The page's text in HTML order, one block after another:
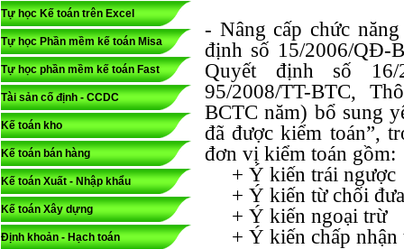
Tự học Kế toán trên Excel
Tự học Phần mềm kế toán Misa
Tự học phần mềm kế toán Fast
Tài sản cố định - CCDC
Kế toán kho
Kế toán bán hàng
Kế toán Xuất - Nhập khẩu
Kế toán Xây dựng
Định khoản - Hạch toán
- Nâng cấp chức
định số 15/2006/QĐ-
Quyết định số 16/
95/2008/TT-BTC,
BCTC năm) bổ sung
đã được kiểm toán”,
đơn vị kiểm toán gồm:
+ Ý kiến trái ngược
+ Ý kiến từ chối
+ Ý kiến ngoại trừ
+ Ý kiến chấp nhận